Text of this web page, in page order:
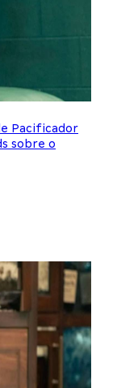
Pacificador
sobre o